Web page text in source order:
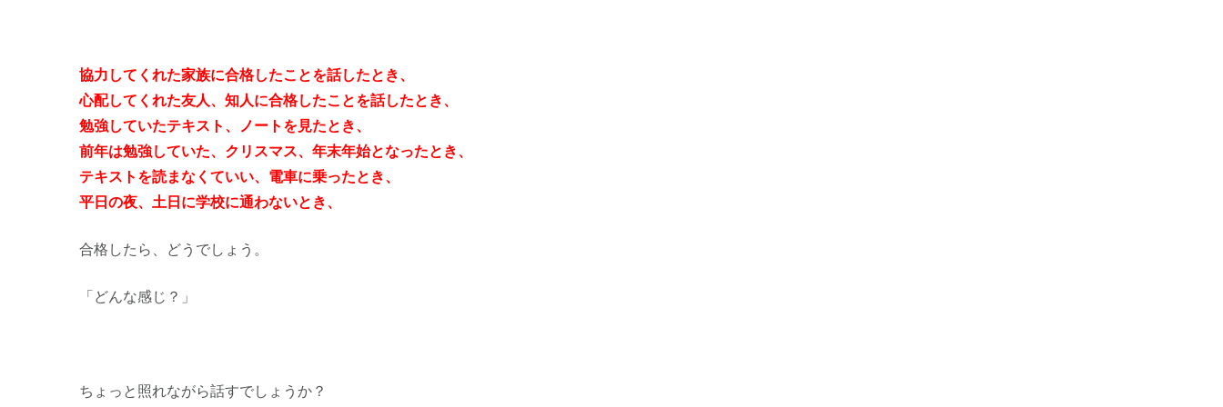
協力してくれた家族に合格したことを話したとき、
心配してくれた友人、知人に合格したことを話したとき、
勉強していたテキスト、ノートを見たとき、
前年は勉強していた、クリスマス、年末年始となったとき、
テキストを読まなくていい、電車に乗ったとき、
平日の夜、土日に学校に通わないとき、
合格したら、どうでしょう。
「どんな感じ？」
ちょっと照れながら話すでしょうか？